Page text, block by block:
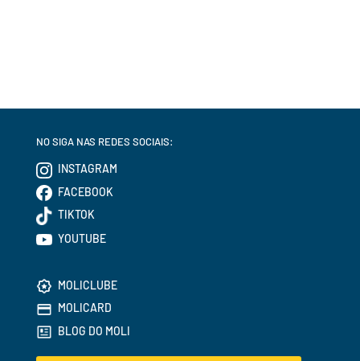
NO SIGA NAS REDES SOCIAIS:
INSTAGRAM
FACEBOOK
TIKTOK
YOUTUBE
MOLICLUBE
MOLICARD
BLOG DO MOLI